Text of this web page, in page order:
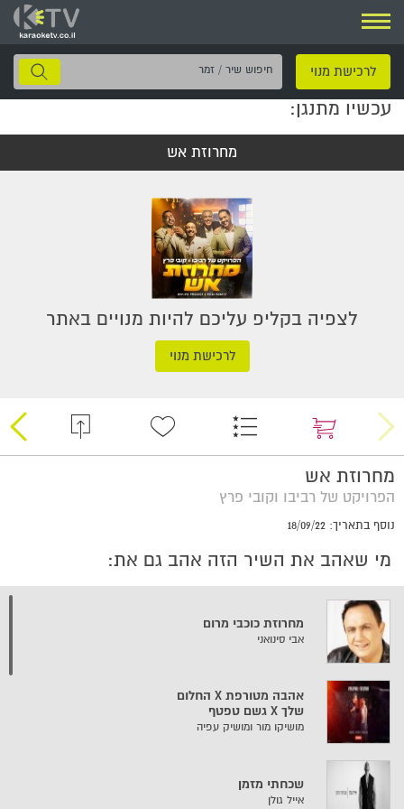
ניווט
לרכישת מנוי
חיפוש
שיר
עכשיו מתנגן:
מחרוזת אש
לצפיה בקליפ עליכם להיות מנויים באתר
לרכישת מנוי
מחרוזת אש
הפרויקט של רביבו וקובי פרץ
נוסף בתאריך: 18/09/22
מי שאהב את השיר הזה אהב גם את:
מחרוזת כוכבי מרום
אבי סינואני
אהבה מטורפת X החלום
שלך X גשם טפטף
מושיקו מור ומושיק עפיה
שכחתי מזמן
אייל גולן